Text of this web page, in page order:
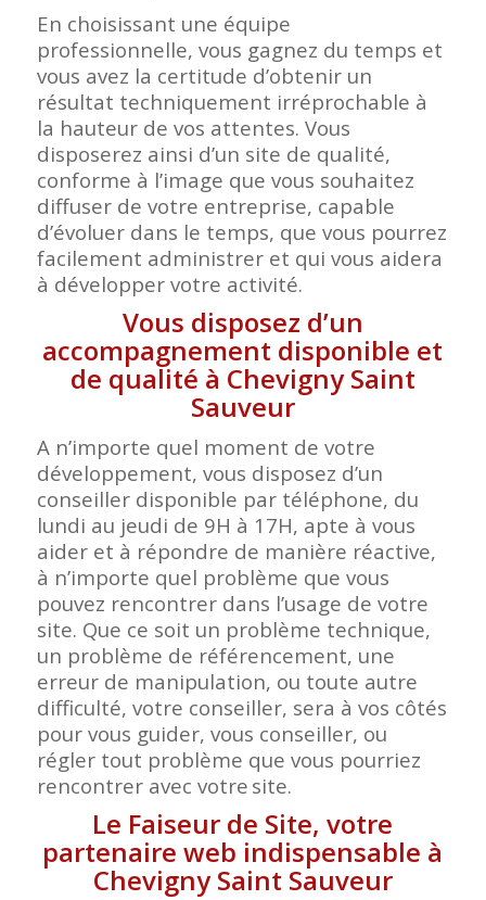
En choisissant une équipe
professionnelle, vous gagnez du temps et
vous avez la certitude d’obtenir un
résultat techniquement irréprochable à
la hauteur de vos attentes. Vous
disposerez ainsi d’un site de qualité,
conforme à l’image que vous souhaitez
diffuser de votre entreprise, capable
d’évoluer dans le temps, que vous pourrez
facilement administrer et qui vous aidera
à développer votre activité.
Vous disposez d’un
accompagnement disponible et
de qualité à Chevigny Saint
Sauveur
A n’importe quel moment de votre
développement, vous disposez d’un
conseiller disponible par téléphone, du
lundi au jeudi de 9H à 17H, apte à vous
aider et à répondre de manière réactive,
à n’importe quel problème que vous
pouvez rencontrer dans l’usage de votre
site. Que ce soit un problème technique,
un problème de référencement, une
erreur de manipulation, ou toute autre
difficulté, votre conseiller, sera à vos côtés
pour vous guider, vous conseiller, ou
régler tout problème que vous pourriez
rencontrer avec votre site.
Le Faiseur de Site, votre
partenaire web indispensable à
Chevigny Saint Sauveur